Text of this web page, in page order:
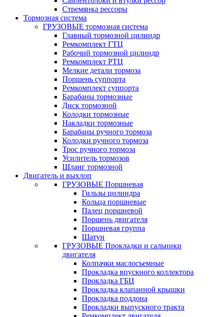
Стремянка рессоры
Тормозная система
ГРУЗОВЫЕ тормозная система
Главный тормозной цилиндр
Ремкомплект ГТЦ
Рабочий тормозной цилиндр
Ремкомплект РТЦ
Мелкие детали тормоза
Поршень суппорта
Ремкомплект суппорта
Барабаны тормозные
Диск тормозной
Колодки тормозные
Накладки тормозные
Барабаны ручного тормоза
Колодки ручного тормоза
Трос ручного тормоза
Усилитель тормозов
Шланг тормозной
Двигатель и выхлоп
ГРУЗОВЫЕ Поршневая
Гильзы цилиндра
Кольца поршневые
Палец поршневой
Поршень двигателя
Поршневая группа
Шатун
ГРУЗОВЫЕ Прокладки и сальники
двигателя
Колпачки маслосъемные
Прокладка впускного коллектора
Прокладка ГБЦ
Прокладка клапанной крышки
Прокладка поддона
Прокладки выпускного тракта